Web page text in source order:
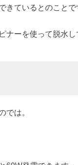
ているとのことで
ーを使って脱水し
では。